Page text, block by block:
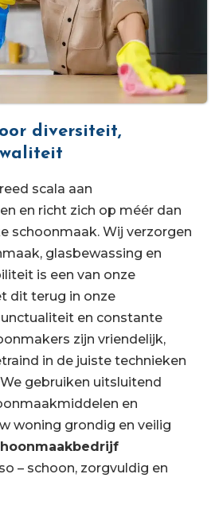
diversiteit,
scala aan
en richt zich op méér dan
schoonmaak. Wij verzorgen
glasbewassing en
is een van onze
dit terug in onze
en constante
zijn vriendelijk,
in de juiste technieken
gebruiken uitsluitend
en
woning grondig en veilig
– schoon, zorgvuldig en